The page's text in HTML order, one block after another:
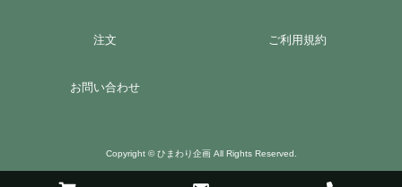
注文 ご利用規約
お問い合わせ
Copyright © ひまわり企画 All Rights Reserved.